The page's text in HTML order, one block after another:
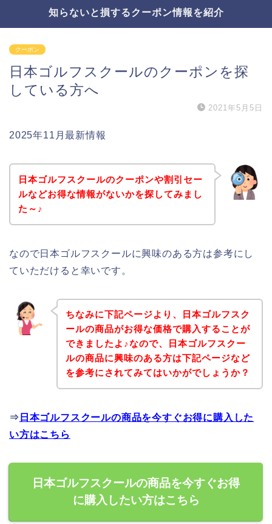
知らないと損するクーポン情報を紹介
クーポン
日本ゴルフスクールのクーポンを探
している方へ
2021年5月5日
2025年11月最新情報
日本ゴルフスクールのクーポンや割引セー
ルなどお得な情報がないかを探してみまし
た～♪
なので日本ゴルフスクールに興味のある方は参考にし
ていただけると幸いです。
ちなみに下記ページより、日本ゴルフスク
ールの商品がお得な価格で購入することが
できましたよ♪なので、日本ゴルフスクー
ルの商品に興味のある方は下記ページなど
を参考にされてみてはいかがでしょうか？
⇒ 日本ゴルフスクールの商品を今すぐお得に購入した
い方はこちら
日本ゴルフスクールの商品を今すぐお得
に購入したい方はこちら